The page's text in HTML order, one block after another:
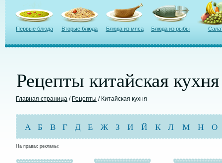
Первые блюда Вторые блюда Блюда из мяса Блюда из рыбы
Рецепты китайская кухня
Главная страница / Рецепты / Китайская кухня
А Б В Г Д Е Ж З И Й К Л М Н О
На правах рекламы: